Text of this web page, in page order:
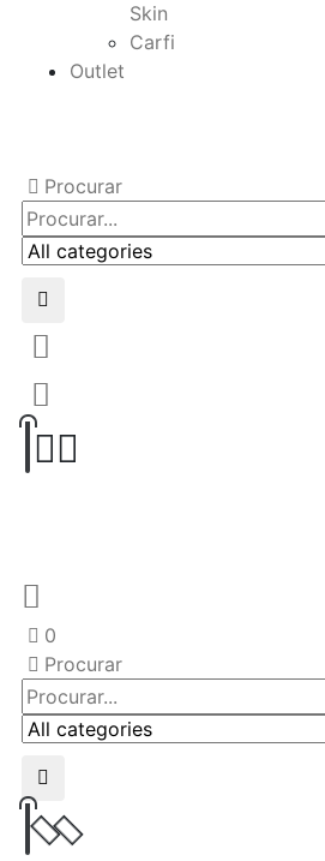
Skin
Carfi
Outlet
Procurar
0
Procurar